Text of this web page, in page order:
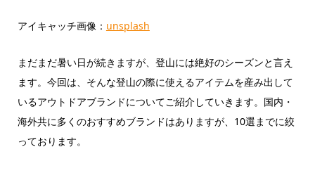
アイキャッチ画像： unsplash
まだまだ暑い日が続きますが、登山には絶好のシーズンと言え
ます。今回は、そんな登山の際に使えるアイテムを産み出して
いるアウトドアブランドについてご紹介していきます。国内・
海外共に多くのおすすめブランドはありますが、10選までに絞
っております。